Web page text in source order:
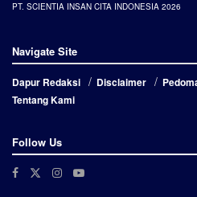
PT. SCIENTIA INSAN CITA INDONESIA 2026
Navigate Site
Dapur Redaksi Disclaimer
Tentang Kami
Follow Us